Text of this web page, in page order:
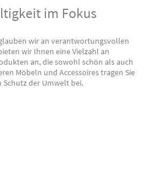
im Fokus
wir an verantwortungsvollen
wir Ihnen eine Vielzahl an
an, die sowohl schön als auch
Möbeln und Accessoires tragen Sie
Schutz der Umwelt bei.